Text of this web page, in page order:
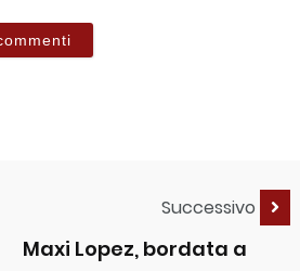
Successivo
Maxi Lopez, bordata a